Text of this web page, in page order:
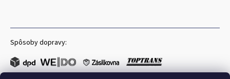
Spôsoby dopravy: